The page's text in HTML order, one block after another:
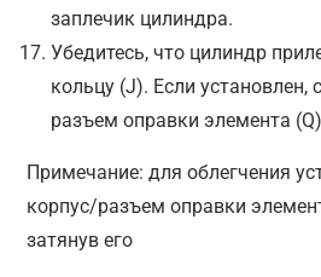
заплечик цилиндра.
Убедитесь, что цилиндр
кольцу (J). Если установлен,
разъем оправки элемента
Примечание: для облегчения
корпус/разъем оправки
затянув его